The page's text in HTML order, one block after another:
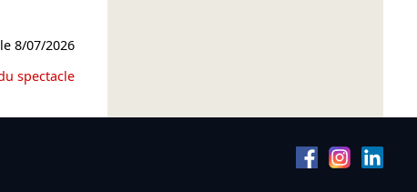
le8/07/2026
spectacle